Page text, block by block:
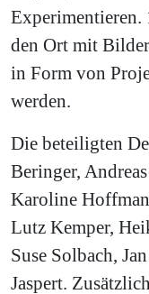
Experimentieren.
den Ort mit
in Form von
werden.
Die beteiligten
Beringer,
Karoline
Lutz Kemper,
Suse Solbach,
Jaspert.